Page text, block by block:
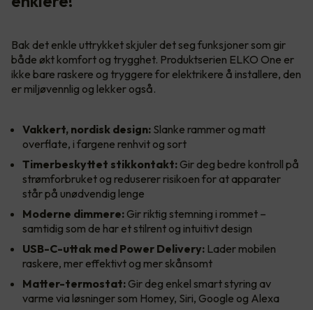
Bak det enkle uttrykket skjuler det seg funksjoner som gir
både økt komfort og trygghet. Produktserien ELKO One er
ikke bare raskere og tryggere for elektrikere å installere, den
er miljøvennlig og lekker også.
Vakkert, nordisk design: Slanke rammer og matt
overflate, i fargene renhvit og sort
Timerbeskyttet stikkontakt: Gir deg bedre kontroll på
strømforbruket og reduserer risikoen for at apparater
står på unødvendig lenge
Moderne dimmere: Gir riktig stemning i rommet –
samtidig som de har et stilrent og intuitivt design
USB-C-uttak med Power Delivery: Lader mobilen
raskere, mer effektivt og mer skånsomt
Matter-termostat: Gir deg enkel smart styring av
varme via løsninger som Homey, Siri, Google og Alexa